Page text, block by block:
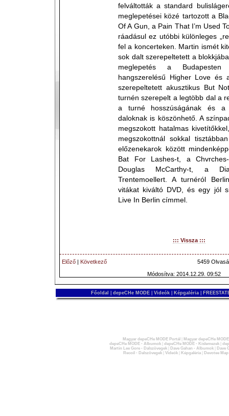
felváltották a standard
meglepetései közé tartozott a
Of A Gun, a Pain That I’m Used
ráadásul ez utóbbi különleges
fel a koncerteken. Martin ismét
sok dalt szerepeltetett a
meglepetés a
hangszerelésű Higher Love és
szerepeltetett akusztikus But
turnén szerepelt a legtöbb dal a
a turné hosszúságának és a
daloknak is köszönhető. A
megszokott hatalmas
megszokottnál sokkal
előzenekarok között
Bat For Lashes-t, a
Douglas McCarthy-t, a
Trentemoellert. A turnéról
vitákat kiváltó DVD, és egy jól
Live In Berlin címmel.
::: Vissza :::
Előző | Következő
5459
Módosítva: 2014.12.29. 09:52
Főoldal depeCHe MODE Videók Képgaléria
Magyar depeCHe MODE Portál
Magyar depeCHe
depeCHe MODE - Albumok| depeCHe MODE - Kislemezek|
Martin Lee Gore - Dalszövegek| Dave Gahan - Albumok|
Dave
Recoil - Dalszövegek| Videók| Képgaléria| Devotee Map